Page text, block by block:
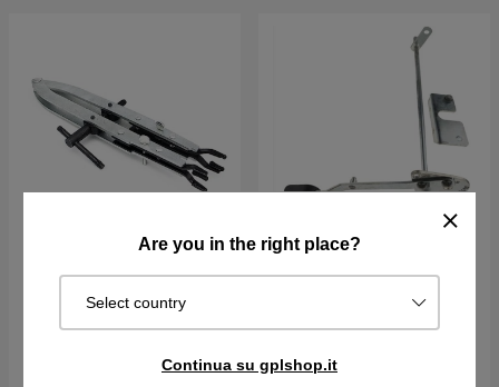
Are you in the right place?
Select country
Continua su gplshop.it
Pinza per molle valvole
€50.99
Disponibile in magazzino
Asse posteriore 21" Con
€46.69
Su ord. Sped. in 2–5 gg